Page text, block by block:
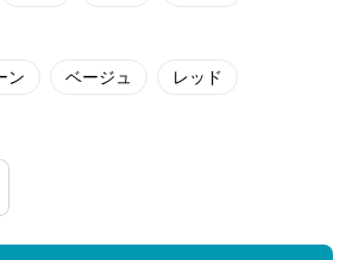
ン ベージュ レッド